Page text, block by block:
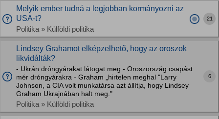
Melyik ember tudná a legjobban kormányozni az
USA-t?
Politika » Külföldi politika
21
Lindsey Grahamot elképzelhető, hogy az oroszok
likvidálták?
- Ukrán dróngyárakat látogat meg - Oroszország csapást
mér dróngyárakra - Graham „hirtelen meghal "Larry
Johnson, a CIA volt munkatársa azt állítja, hogy Lindsey
Graham Ukrajnában halt meg."
Politika » Külföldi politika
6